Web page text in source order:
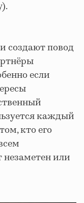
создают повод
если
каждый
кто его
незаметен или